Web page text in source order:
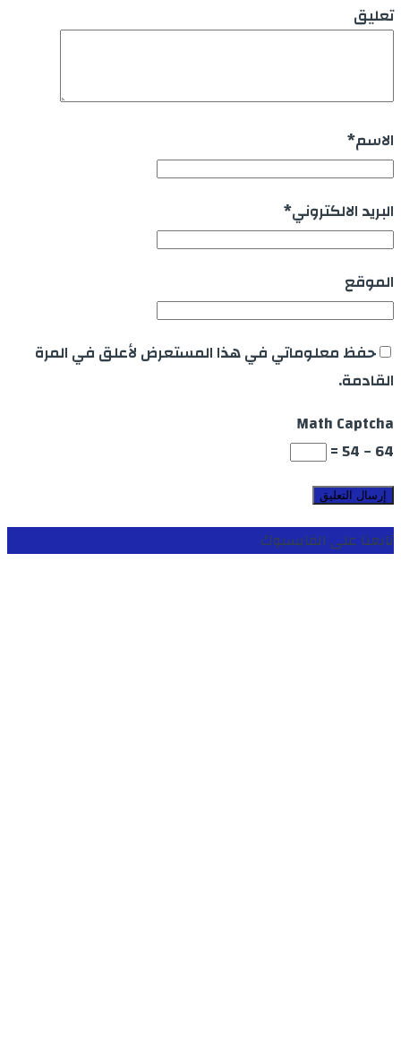
تعليق
الاسم*
البريد الالكتروني*
الموقع
حفظ معلوماتي في هذا المستعرض لأعلق في المرة
القادمة.
Math Captcha
64 − 54 =
تابعنا على الفايسبوك